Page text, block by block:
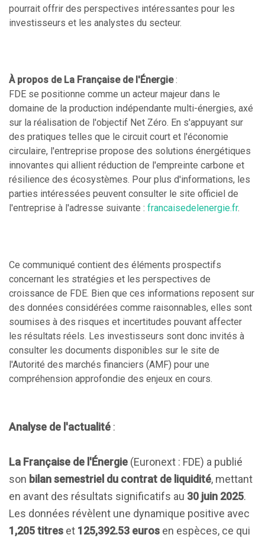
pourrait offrir des perspectives intéressantes pour les
investisseurs et les analystes du secteur.
À propos de La Française de l'Énergie:
FDE se positionne comme un acteur majeur dans le
domaine de la production indépendante multi-énergies, axé
sur la réalisation de l'objectif Net Zéro. En s'appuyant sur
des pratiques telles que le circuit court et l'économie
circulaire, l'entreprise propose des solutions énergétiques
innovantes qui allient réduction de l'empreinte carbone et
résilience des écosystèmes. Pour plus d'informations, les
parties intéressées peuvent consulter le site officiel de
l'entreprise à l'adresse suivante : francaisedelenergie.fr.
Ce communiqué contient des éléments prospectifs
concernant les stratégies et les perspectives de
croissance de FDE. Bien que ces informations reposent sur
des données considérées comme raisonnables, elles sont
soumises à des risques et incertitudes pouvant affecter
les résultats réels. Les investisseurs sont donc invités à
consulter les documents disponibles sur le site de
l'Autorité des marchés financiers (AMF) pour une
compréhension approfondie des enjeux en cours.
Analyse de l'actualité :
La Française de l'Énergie (Euronext : FDE) a publié
son bilan semestriel du contrat de liquidité, mettant
en avant des résultats significatifs au 30 juin 2025.
Les données révèlent une dynamique positive avec
1,205 titres et 125,392.53 euros en espèces, ce qui